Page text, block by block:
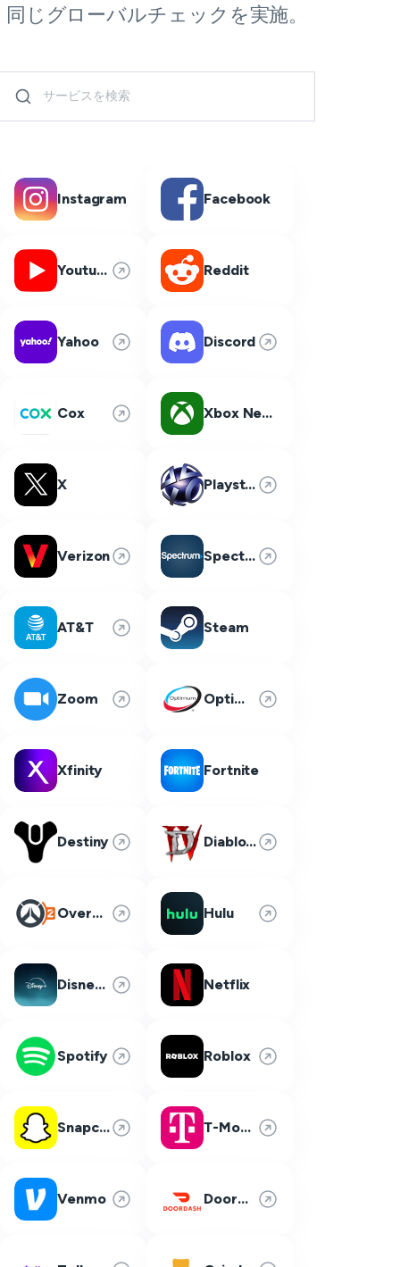
同じグローバルチェックを実施。
Instagram Facebook
Youtube Reddit
Yahoo Discord
Cox Xbox Network
X Playstation Network
Verizon Spectrum
AT&T Steam
Zoom Optimum
Xfinity Fortnite
Destiny Diablo 4
Overwatch 2 Hulu
Disney Plus Netflix
Spotify Roblox
Snapchat T-Mobile
Venmo DoorDash